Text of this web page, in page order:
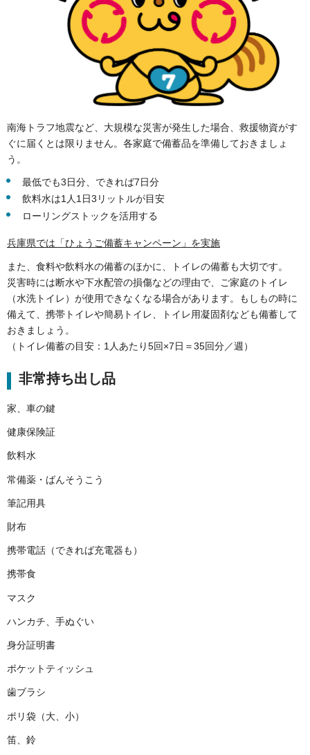
南海トラフ地震など、大規模な災害が発生した場合、救援物資がす
ぐに届くとは限りません。各家庭で備蓄品を準備しておきましょ
う。
最低でも3日分、できれば7日分
飲料水は1人1日3リットルが目安
ローリングストックを活用する
兵庫県では「ひょうご備蓄キャンペーン」を実施
また、食料や飲料水の備蓄のほかに、トイレの備蓄も大切です。
災害時には断水や下水配管の損傷などの理由で、ご家庭のトイレ
（水洗トイレ）が使用できなくなる場合があります。もしもの時に
備えて、携帯トイレや簡易トイレ、トイレ用凝固剤なども備蓄して
おきましょう。
（トイレ備蓄の目安：1人あたり5回×7日＝35回分／週）
非常持ち出し品
家、車の鍵
健康保険証
飲料水
常備薬・ばんそうこう
筆記用具
財布
携帯電話（できれば充電器も）
携帯食
マスク
ハンカチ、手ぬぐい
身分証明書
ポケットティッシュ
歯ブラシ
ポリ袋（大、小）
笛、鈴